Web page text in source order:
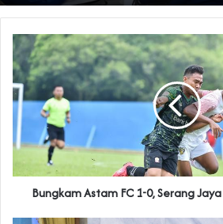
Bungkam Astam FC 1-0, Serang